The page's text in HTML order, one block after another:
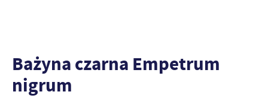
Bażyna czarna Empetrum
nigrum